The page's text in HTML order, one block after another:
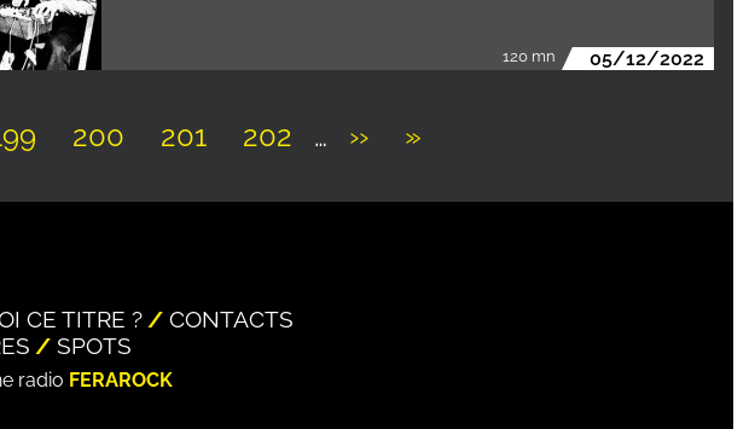
120 mn 05/12/2022
Page
200 Page
201 Page
202 …
Page
››
Dernière
»
CE TITRE ?
CONTACTS
SPOTS
radio FERAROCK